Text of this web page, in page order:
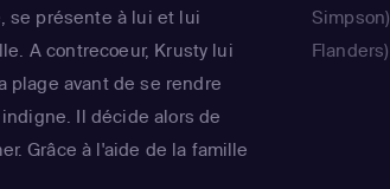
se présente à lui et lui
A contrecoeur, Krusty lui
plage avant de se rendre
Il décide alors de
Grâce à l'aide de la famille
Simpson)
Flanders)